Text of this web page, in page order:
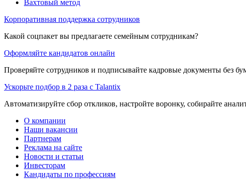
Вахтовый метод
Корпоративная поддержка сотрудников
Какой соцпакет вы предлагаете семейным сотрудникам?
Оформляйте кандидатов онлайн
Проверяйте сотрудников и подписывайте кадровые документы без
Ускорьте подбор в 2 раза с Talantix
Автоматизируйте сбор откликов, настройте воронку, собирайте
О компании
Наши вакансии
Партнерам
Реклама на сайте
Новости и статьи
Инвесторам
Кандидаты по профессиям